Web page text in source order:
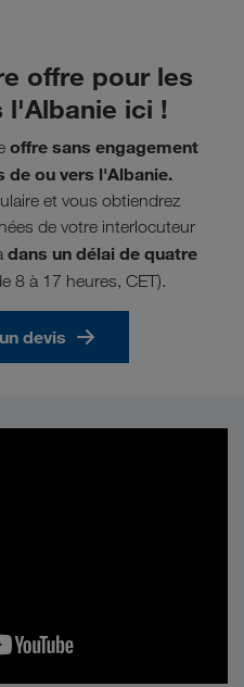
offre pour les
l'Albanie ici !
offre sans engagement
ou vers l'Albanie.
et vous obtiendrez
de votre interlocuteur
dans un délai de quatre
8 à 17 heures, CET).
devis